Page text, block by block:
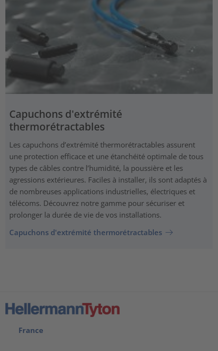
Capuchons d'extrémité
thermorétractables
Les capuchons d’extrémité thermorétractables assurent
une protection efficace et une étanchéité optimale de tous
types de câbles contre l’humidité, la poussière et les
agressions extérieures. Faciles à installer, ils sont adaptés à
de nombreuses applications industrielles, électriques et
télécoms. Découvrez notre gamme pour sécuriser et
prolonger la durée de vie de vos installations.
Capuchons d'extrémité thermorétractables
France